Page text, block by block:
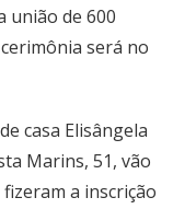
união de 600
será no
casa Elisângela
Marins, 51, vão
a inscrição